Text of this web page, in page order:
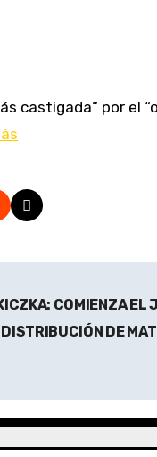
COMIENZA EL
DE